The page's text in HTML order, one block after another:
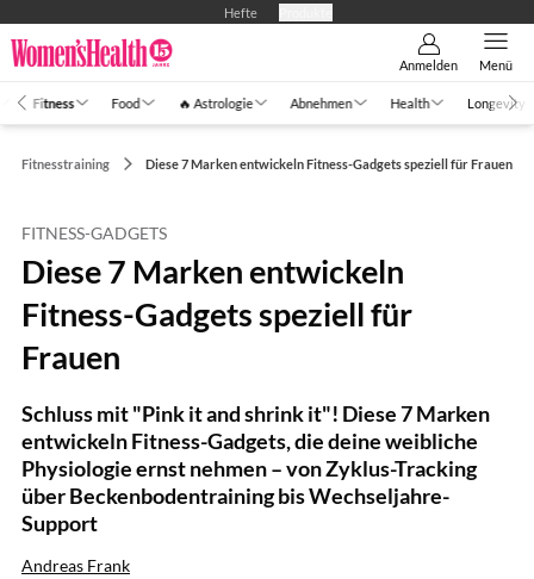
Hefte
Anmelden Menü
Fitness Food 🔥 Astrologie Abnehmen Health Longevity
Fitnesstraining Diese 7 Marken entwickeln Fitness-Gadgets speziell für Frauen
FITNESS-GADGETS
Diese 7 Marken entwickeln
Fitness-Gadgets speziell für
Frauen
Schluss mit "Pink it and shrink it"! Diese 7 Marken
entwickeln Fitness-Gadgets, die deine weibliche
Physiologie ernst nehmen – von Zyklus-Tracking
über Beckenbodentraining bis Wechseljahre-
Support
Andreas Frank